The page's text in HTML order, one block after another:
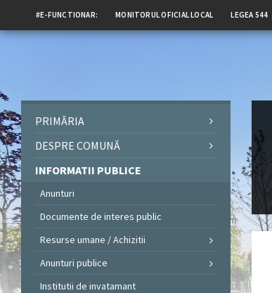
#E-FUNCTIONAR: MONITORUL OFICIAL LOCAL LEGEA 544
PRIMĂRIA
DESPRE COMUNĂ
INFORMATII PUBLICE
Anunturi
Documente de interes public
Resurse umane / Achizitii
Anunturi publice
Institutii de invatamant